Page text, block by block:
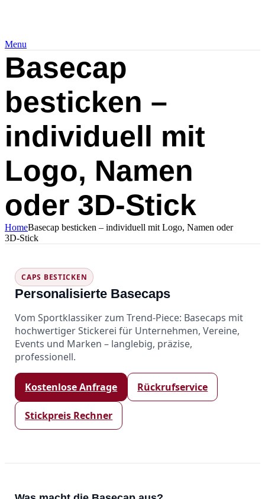
Menu
Basecap
besticken –
individuell mit
Logo, Namen
oder 3D‑Stick
HomeBasecap besticken – individuell mit Logo, Namen oder
3D‑Stick
CAPS BESTICKEN
Personalisierte Basecaps
Vom Sportklassiker zum Trend-Piece: Basecaps mit
hochwertiger Stickerei für Unternehmen, Vereine,
Events und Marken – langlebig, präzise,
professionell.
Kostenlose Anfrage Rückrufservice
Stickpreis Rechner